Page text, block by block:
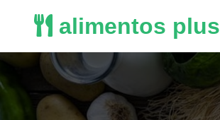
alimentos plus